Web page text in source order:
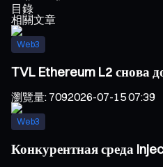
目錄
相關文章
Web3
TVL Ethereum L2 снова
瀏覽量: 7092026-07-15 07:39
Web3
Конкурентная среда